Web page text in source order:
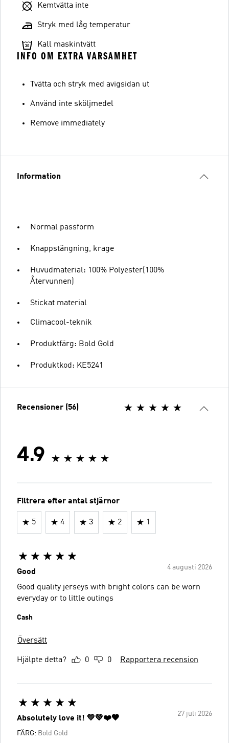
Kemtvätta inte
Stryk med låg temperatur
Kall maskintvätt
INFO OM EXTRA VARSAMHET
Tvätta och stryk med avigsidan ut
Använd inte sköljmedel
Remove immediately
Information
Normal passform
Knappstängning, krage
Huvudmaterial: 100% Polyester(100%
Återvunnen)
Stickat material
Climacool-teknik
Produktfärg: Bold Gold
Produktkod: KE5241
Recensioner (56)
4.9
Filtrera efter antal stjärnor
5 4 3 2 1
4 augusti 2026
Good
Good quality jerseys with bright colors can be worn
everyday or to little outings
Cash
Översätt
Hjälpte detta? 0 0 Rapportera recension
27 juli 2026
Absolutely love it! 💛💚❤️🖤
FÄRG: Bold Gold